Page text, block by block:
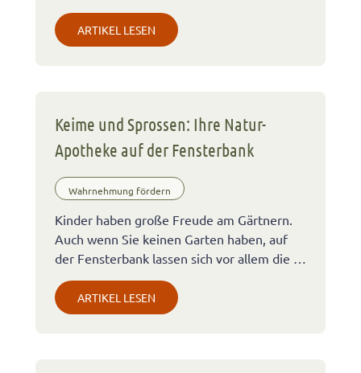
ARTIKEL LESEN
Keime und Sprossen: Ihre Natur-
Apotheke auf der Fensterbank
Wahrnehmung fördern
Kinder haben große Freude am Gärtnern.
Auch wenn Sie keinen Garten haben, auf
der Fensterbank lassen sich vor allem die …
ARTIKEL LESEN